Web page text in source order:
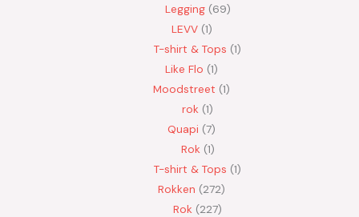
Legging 69
LEVV 1
T-shirt & Tops 1
Like Flo 1
Moodstreet 1
rok 1
Quapi 7
Rok 1
T-shirt & Tops 1
Rokken 272
Rok 227